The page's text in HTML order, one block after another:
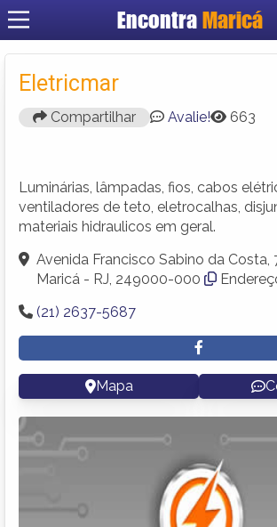
EncontraMaricá
Cadastrar
Eletricmar
Compartilhar Avalie! 663
Luminárias, lâmpadas, fios, cabos
ventiladores de teto, eletrocalhas,
materiais hidraulicos em geral.
Avenida Francisco Sabino da Costa,
Maricá - RJ, 249000-000
(21) 2637-5687
Mapa